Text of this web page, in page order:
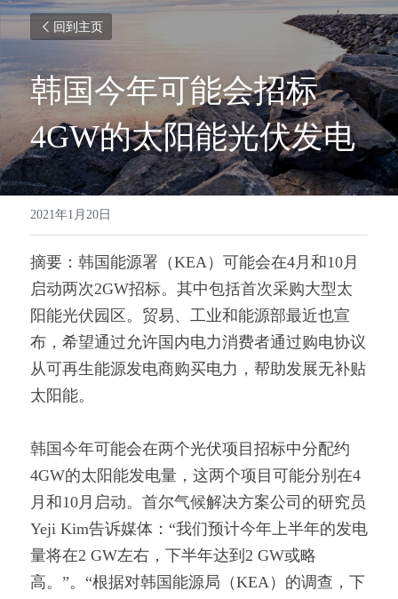
回到主页
韩国今年可能会招标
4GW的太阳能光伏发电
2021年1月20日
摘要：韩国能源署（KEA）可能会在4月和10月
启动两次2GW招标。其中包括首次采购大型太
阳能光伏园区。贸易、工业和能源部最近也宣
布，希望通过允许国内电力消费者通过购电协议
从可再生能源发电商购买电力，帮助发展无补贴
太阳能。
韩国今年可能会在两个光伏项目招标中分配约
4GW的太阳能发电量，这两个项目可能分别在4
月和10月启动。首尔气候解决方案公司的研究员
Yeji Kim告诉媒体：“我们预计今年上半年的发电
量将在2 GW左右，下半年达到2 GW或略
高。”。“根据对韩国能源局（KEA）的调查，下